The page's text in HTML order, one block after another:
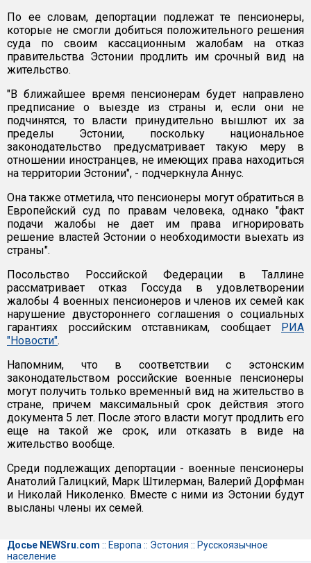
По ее словам, депортации подлежат те пенсионеры,
которые не смогли добиться положительного решения
суда по своим кассационным жалобам на отказ
правительства Эстонии продлить им срочный вид на
жительство.
"В ближайшее время пенсионерам будет направлено
предписание о выезде из страны и, если они не
подчинятся, то власти принудительно вышлют их за
пределы Эстонии, поскольку национальное
законодательство предусматривает такую меру в
отношении иностранцев, не имеющих права находиться
на территории Эстонии", - подчеркнула Аннус.
Она также отметила, что пенсионеры могут обратиться в
Европейский суд по правам человека, однако "факт
подачи жалобы не дает им права игнорировать
решение властей Эстонии о необходимости выехать из
страны".
Посольство Российской Федерации в Таллине
рассматривает отказ Госсуда в удовлетворении
жалобы 4 военных пенсионеров и членов их семей как
нарушение двустороннего соглашения о социальных
гарантиях российским отставникам, сообщает РИА
"Новости".
Напомним, что в соответствии с эстонским
законодательством российские военные пенсионеры
могут получить только временный вид на жительство в
стране, причем максимальный срок действия этого
документа 5 лет. После этого власти могут продлить его
еще на такой же срок, или отказать в виде на
жительство вообще.
Среди подлежащих депортации - военные пенсионеры
Анатолий Галицкий, Марк Штилерман, Валерий Дорфман
и Николай Николенко. Вместе с ними из Эстонии будут
высланы члены их семей.
Досье NEWSru.com :: Европа :: Эстония :: Русскоязычное
население